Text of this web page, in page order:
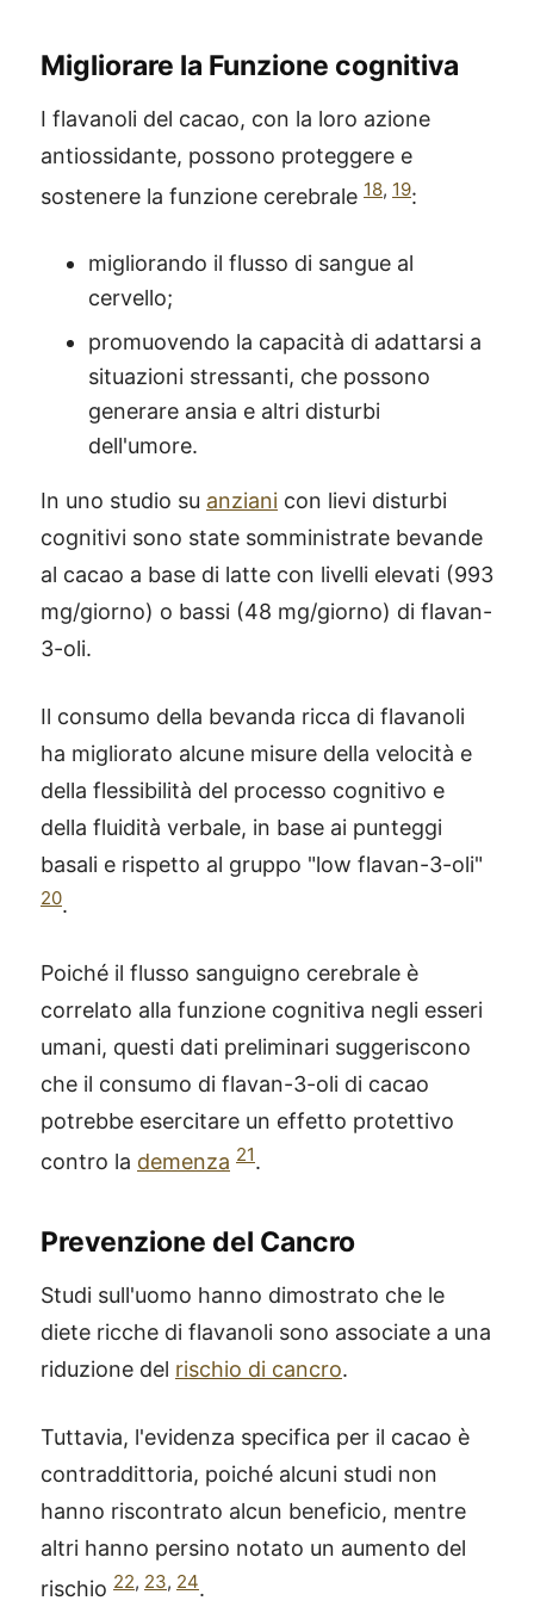
Migliorare la Funzione cognitiva
I flavanoli del cacao, con la loro azione
antiossidante, possono proteggere e
sostenere la funzione cerebrale 18, 19:
migliorando il flusso di sangue al
cervello;
promuovendo la capacità di adattarsi a
situazioni stressanti, che possono
generare ansia e altri disturbi
dell'umore.
In uno studio su anziani con lievi disturbi
cognitivi sono state somministrate bevande
al cacao a base di latte con livelli elevati (993
mg/giorno) o bassi (48 mg/giorno) di flavan-
3-oli.
Il consumo della bevanda ricca di flavanoli
ha migliorato alcune misure della velocità e
della flessibilità del processo cognitivo e
della fluidità verbale, in base ai punteggi
basali e rispetto al gruppo "low flavan-3-oli"
20.
Poiché il flusso sanguigno cerebrale è
correlato alla funzione cognitiva negli esseri
umani, questi dati preliminari suggeriscono
che il consumo di flavan-3-oli di cacao
potrebbe esercitare un effetto protettivo
contro la demenza 21.
Prevenzione del Cancro
Studi sull'uomo hanno dimostrato che le
diete ricche di flavanoli sono associate a una
riduzione del rischio di cancro.
Tuttavia, l'evidenza specifica per il cacao è
contraddittoria, poiché alcuni studi non
hanno riscontrato alcun beneficio, mentre
altri hanno persino notato un aumento del
rischio 22, 23, 24.